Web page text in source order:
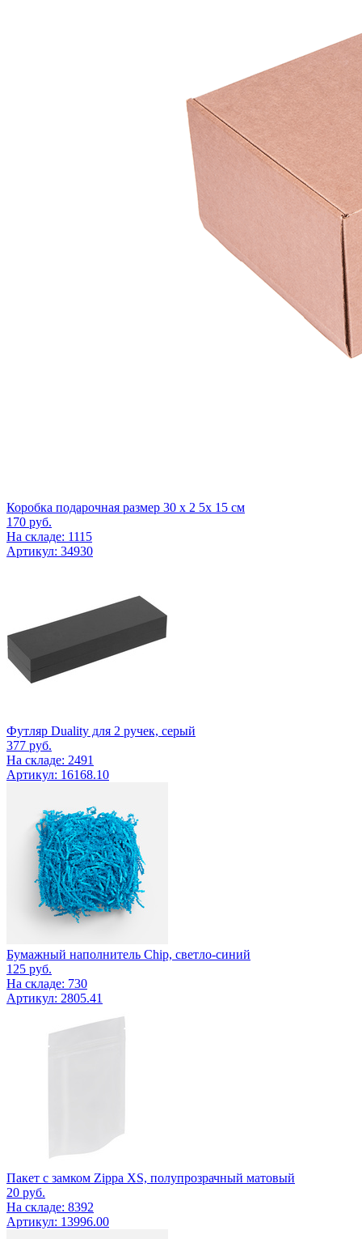
Коробка подарочная размер 30 х 2 5х 15 см
170 руб.
На складе: 1115
Артикул: 34930
Футляр Duality для 2 ручек, серый
377 руб.
На складе: 2491
Артикул: 16168.10
Бумажный наполнитель Chip, светло-синий
125 руб.
На складе: 730
Артикул: 2805.41
Пакет с замком Zippa XS, полупрозрачный матовый
20 руб.
На складе: 8392
Артикул: 13996.00